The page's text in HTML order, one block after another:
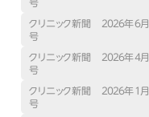
号
クリニック新聞 ２０２６年６月
号
クリニック新聞 ２０２６年４月
号
クリニック新聞 ２０２６年１月
号